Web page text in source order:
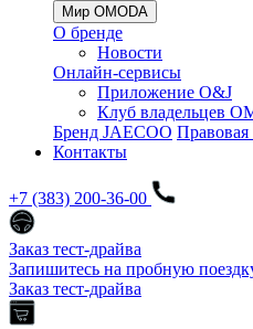
Мир OMODA
О бренде
Новости
Онлайн-сервисы
Приложение O&J
Клуб владельцев
Бренд JAECOO
Контакты
+7 (383) 200-36-00
Заказ тест-драйва
Запишитесь на пробную
Заказ тест-драйва